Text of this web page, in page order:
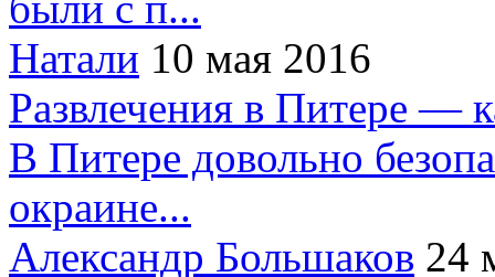
Натали 10 мая 2016
Развлечения в Питере —
В Питере довольно
окраине...
Александр Большаков 24